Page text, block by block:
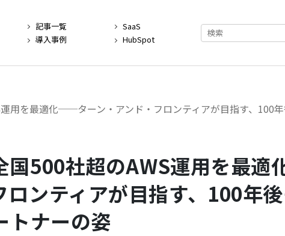
記事一覧
SaaS
導入事例
HubSpot
用を最適化──ターン・アンド・フロンティアが目指す、100
国500社超のAWS運用を最
ロンティアが目指す、100年
トナーの姿